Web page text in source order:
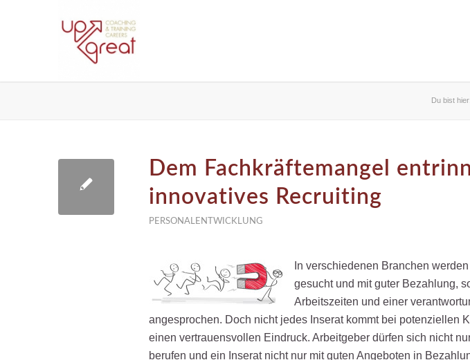
Du bist hier:
Dem Fachkräftemangel
innovatives Recruiting
PERSONALENTWICKLUNG
In verschiedenen Branchen
gesucht und mit guter Bezahlung,
Arbeitszeiten und einer
angesprochen. Doch nicht jedes Inserat kommt bei potenziellen
einen vertrauensvollen Eindruck. Arbeitgeber dürfen sich nicht
berufen und ein Inserat nicht nur mit guten Angeboten in